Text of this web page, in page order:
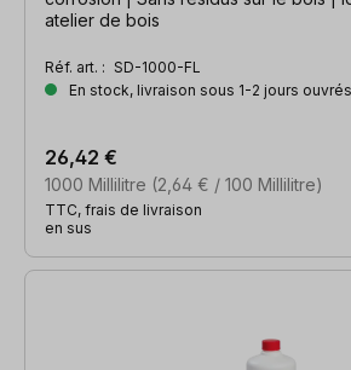
atelier de bois
Réf. art. : SD-1000-FL
En stock, livraison sous 1-2 jours ouvrés
1000 Millilitre (2,64 € / 100 Millilitre)
26,42 €
TTC, frais de livraison
en sus